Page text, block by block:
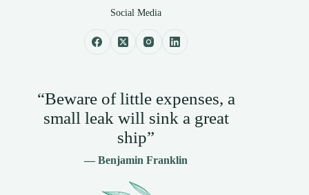
Social Media
“Beware of little expenses, a
small leak will sink a great
ship”
— Benjamin Franklin